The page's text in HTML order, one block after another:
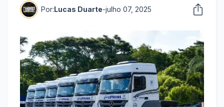
Por:Lucas Duarte-julho 07, 2025